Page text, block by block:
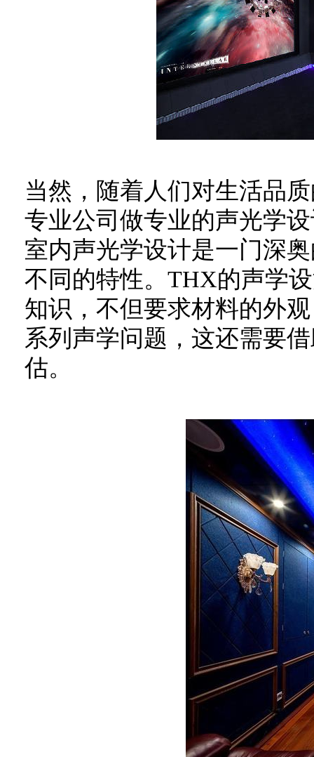
当然，随着人们对生活品
专业公司做专业的声光学
室内声光学设计是一门深
不同的特性。THX的声学
知识，不但要求材料的外
系列声学问题，这还需要
估。